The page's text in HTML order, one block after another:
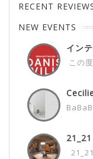
RECENT
NEW EVENTS
イン
この